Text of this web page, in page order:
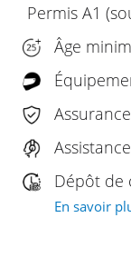
Permis A1
Âge
Dépôt de
En savoir